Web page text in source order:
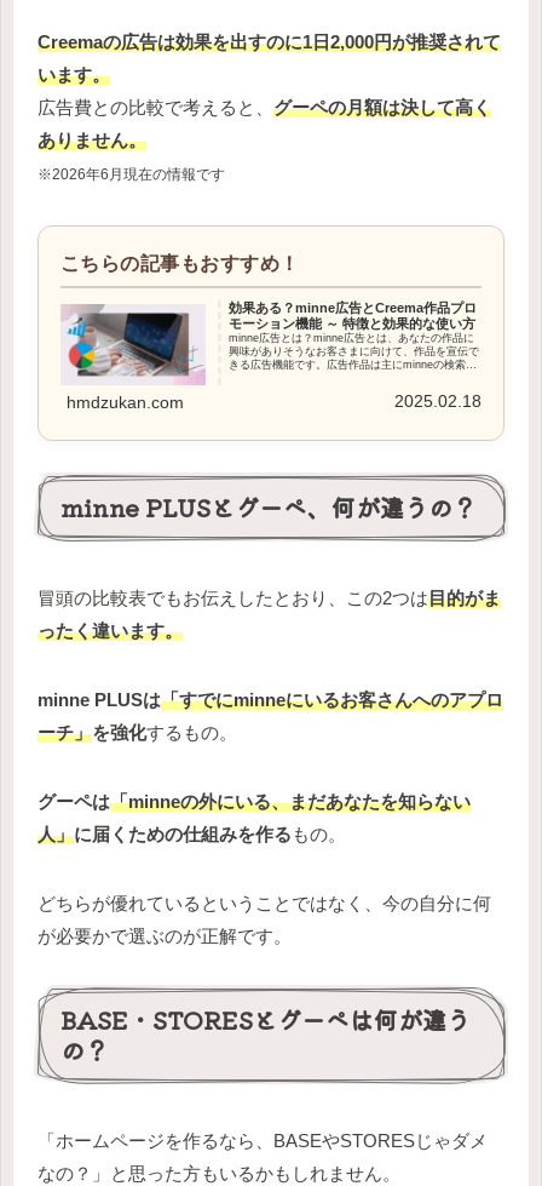
Creemaの広告は効果を出すのに1日2,000円が推奨されて
います。
広告費との比較で考えると、 グーペの月額は決して高く
ありません。
※2026年6月現在の情報です
効果ある？minne広告とCreema作品プロ
モーション機能 ～ 特徴と効果的な使い方
minne広告とは？minne広告とは、あなたの作品に
興味がありそうなお客さまに向けて、作品を宣伝で
きる広告機能です。広告作品は主にminneの検索結
hmdzukan.com 2025.02.18
minne PLUSとグーペ、何が違うの？
冒頭の比較表でもお伝えしたとおり、この2つは目的がま
ったく違います。
minne PLUSは「すでにminneにいるお客さんへのアプロ
ーチ」を強化するもの。
グーペは「minneの外にいる、まだあなたを知らない
人」に届くための仕組みを作る もの。
どちらが優れているということではなく、今の自分に何
が必要かで選ぶのが正解です。
BASE・STORESとグーペは何が違う
の？
「ホームページを作るなら、BASEやSTORESじゃダメ
なの？」と思った方もいるかもしれません。